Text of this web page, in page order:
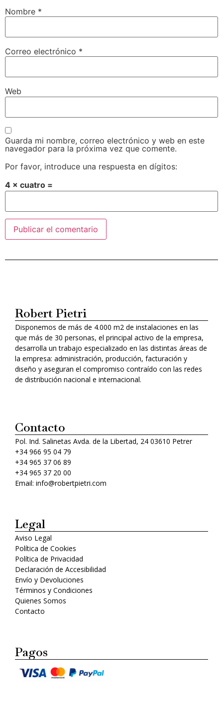
Nombre *
Correo electrónico *
Web
Guarda mi nombre, correo electrónico y web en este
navegador para la próxima vez que comente.
Por favor, introduce una respuesta en dígitos:
4 × cuatro =
Robert Pietri
Disponemos de más de 4.000 m2 de instalaciones en las
que más de 30 personas, el principal activo de la empresa,
desarrolla un trabajo especializado en las distintas áreas de
la empresa: administración, producción, facturación y
diseño y aseguran el compromiso contraído con las redes
de distribución nacional e internacional.
Contacto
Pol. Ind. Salinetas Avda. de la Libertad, 24 03610 Petrer
+34 966 95 04 79
+34 965 37 06 89
+34 965 37 20 00
Email: info@robertpietri.com
Legal
Aviso Legal
Política de Cookies
Política de Privacidad
Declaración de Accesibilidad
Envío y Devoluciones
Términos y Condiciones
Quienes Somos
Contacto
Pagos